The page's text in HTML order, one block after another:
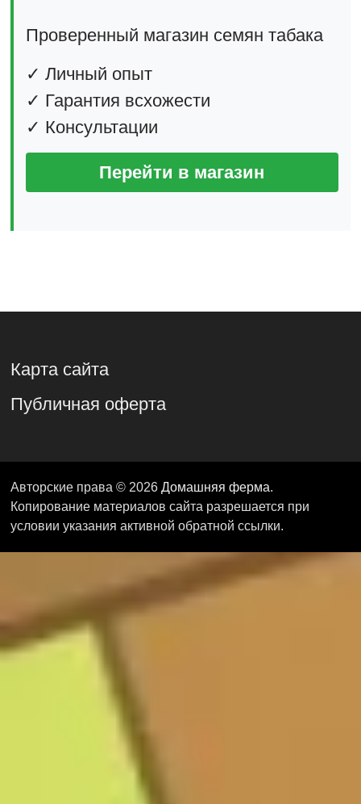
Проверенный магазин семян табака
✓ Личный опыт
✓ Гарантия всхожести
✓ Консультации
Перейти в магазин
Карта сайта
Публичная оферта
Авторские права © 2026 Домашняя ферма.
Копирование материалов сайта разрешается при
условии указания активной обратной ссылки.